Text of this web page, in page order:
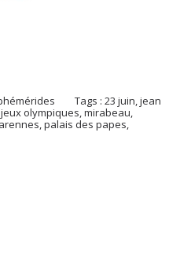
Tags :23 juin,jean
jeux olympiques,mirabeau,
,palais des papes,